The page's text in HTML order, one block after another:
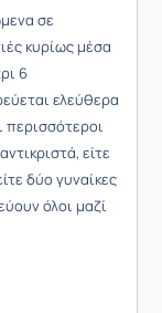
σε
κυρίως μέσα
6
ελεύθερα
περισσότεροι
είτε
δύο γυναίκες
όλοι μαζί